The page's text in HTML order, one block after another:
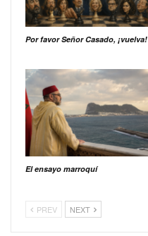
Por favor Señor Casado, ¡vuelva!
El ensayo marroquí
PREV NEXT